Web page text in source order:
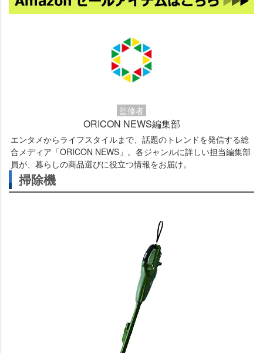
監修者
ORICON NEWS編集部
エンタメからライフスタイルまで、話題のトレンドを発信する総
合メディア「ORICON NEWS」。各ジャンルに詳しい担当編集部
員が、暮らしの商品選びに役立つ情報をお届け。
掃除機